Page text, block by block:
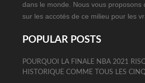
dans le monde. Nous vous proposons
sur les accotés de ce milieu pour les
POPULAR POSTS
POURQUOI LA FINALE NBA 2021
HISTORIQUE COMME TOUS LES